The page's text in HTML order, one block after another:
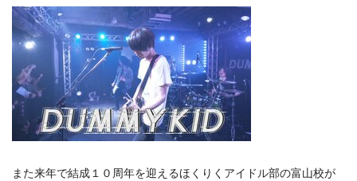
また来年で結成１０周年を迎えるほくりくアイドル部の富山校が